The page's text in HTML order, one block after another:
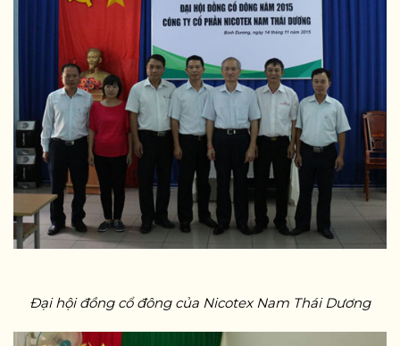
Đại hội đồng cổ đông của Nicotex Nam Thái Dương